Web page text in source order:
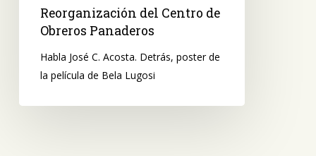
Reorganización del Centro de
Obreros Panaderos
Habla José C. Acosta. Detrás, poster de
la película de Bela Lugosi